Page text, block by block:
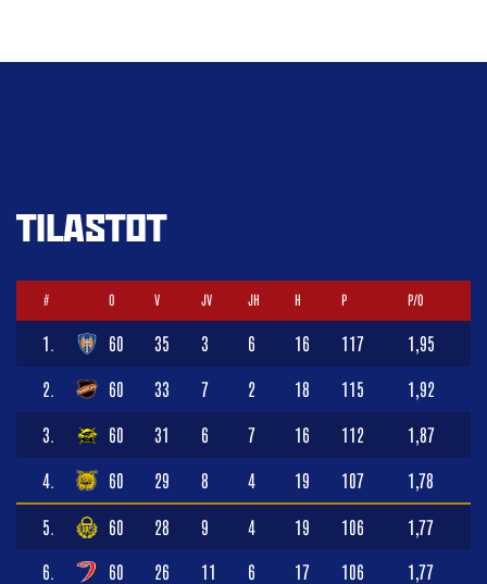
TILASTOT
# O V JV JH H P P/O
1. 60 35 3 6 16 117 1,95
2. 60 33 7 2 18 115 1,92
3. 60 31 6 7 16 112 1,87
4. 60 29 8 4 19 107 1,78
5. 60 28 9 4 19 106 1,77
6. 60 26 11 6 17 106 1,77